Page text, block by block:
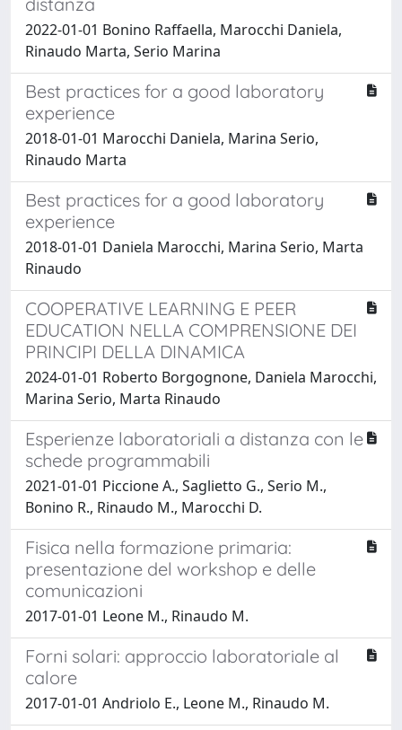
2022-01-01 Bonino Raffaella, Marocchi Daniela,
Rinaudo Marta, Serio Marina
Best practices for a good laboratory
experience
2018-01-01 Marocchi Daniela, Marina Serio,
Rinaudo Marta
Best practices for a good laboratory
experience
2018-01-01 Daniela Marocchi, Marina Serio, Marta
Rinaudo
COOPERATIVE LEARNING E PEER
EDUCATION NELLA COMPRENSIONE DEI
PRINCIPI DELLA DINAMICA
2024-01-01 Roberto Borgognone, Daniela Marocchi,
Marina Serio, Marta Rinaudo
Esperienze laboratoriali a distanza con le
schede programmabili
2021-01-01 Piccione A., Saglietto G., Serio M.,
Bonino R., Rinaudo M., Marocchi D.
Fisica nella formazione primaria:
presentazione del workshop e delle
comunicazioni
2017-01-01 Leone M., Rinaudo M.
Forni solari: approccio laboratoriale al
calore
2017-01-01 Andriolo E., Leone M., Rinaudo M.